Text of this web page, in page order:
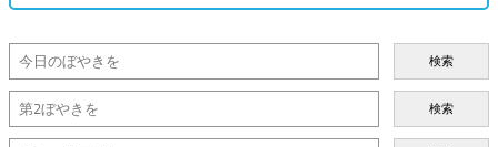
検索
検索